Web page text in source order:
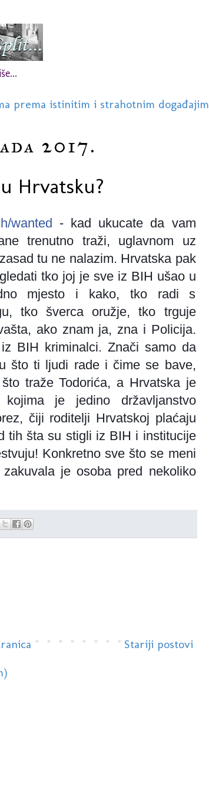
prema istinitim i strahotnim
2017.
Hrvatsku?
wanted - kad ukucate da vam
trenutno traži, uglavnom uz
tu ne nalazim. Hrvatska pak
tko joj je sve iz BIH ušao u
mjesto i kako, tko radi s
tko šverca oružje, tko trguje
ako znam ja, zna i Policija.
BIH kriminalci. Znači samo da
što ti ljudi rade i čime se bave,
traže Todorića, a Hrvatska je
je jedino državljanstvo
čiji roditelji Hrvatskoj plaćaju
tih šta su stigli iz BIH i institucije
Konkretno sve što se meni
je osoba pred nekoliko
Stariji postovi